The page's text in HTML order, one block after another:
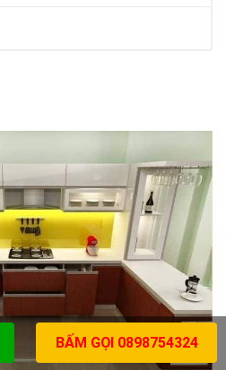
BẤM GỌI 0898754324